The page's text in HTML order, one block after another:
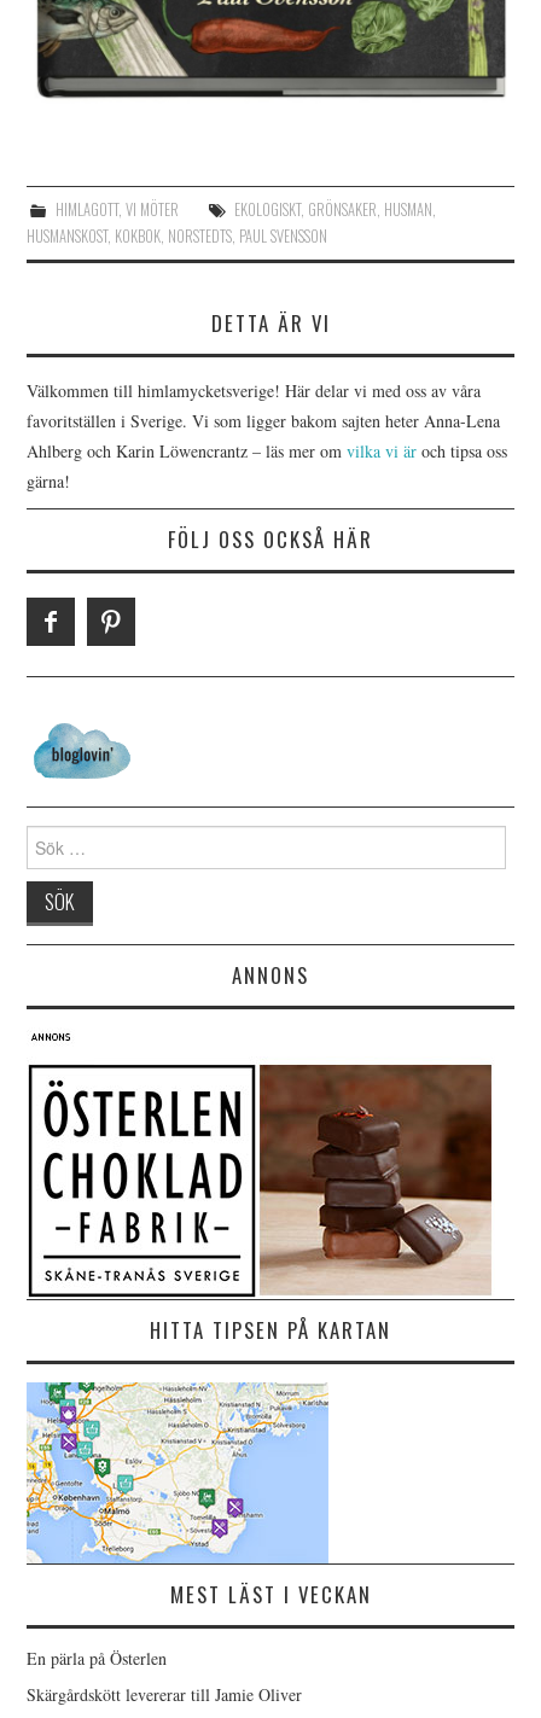
HIMLAGOTT, VI MÖTER EKOLOGISKT, GRÖNSAKER, HUSMAN,
HUSMANSKOST, KOKBOK, NORSTEDTS, PAUL SVENSSON
DETTA ÄR VI
Välkommen till himlamycketsverige! Här delar vi med oss av våra
favoritställen i Sverige. Vi som ligger bakom sajten heter Anna-Lena
Ahlberg och Karin Löwencrantz – läs mer omvilka vi är och tipsa oss
gärna!
FÖLJ OSS OCKSÅ HÄR
Search for:
ANNONS
HITTA TIPSEN PÅ KARTAN
MEST LÄST I VECKAN
En pärla på Österlen
Skärgårdskött levererar till Jamie Oliver